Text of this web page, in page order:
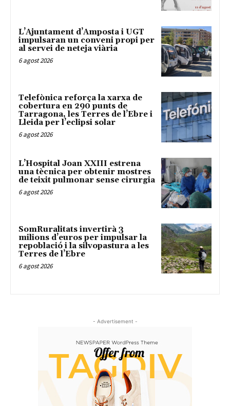
L’Ajuntament d’Amposta i UGT
impulsaran un conveni propi per
al servei de neteja viària
6 agost 2026
Telefònica reforça la xarxa de
cobertura en 290 punts de
Tarragona, les Terres de l’Ebre i
Lleida per l’eclipsi solar
6 agost 2026
L’Hospital Joan XXIII estrena
una tècnica per obtenir mostres
de teixit pulmonar sense cirurgia
6 agost 2026
SomRuralitats invertirà 3
milions d’euros per impulsar la
repoblació i la silvopastura a les
Terres de l’Ebre
6 agost 2026
- Advertisement -